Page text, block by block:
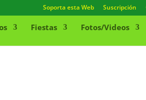
Soporta esta Web Suscripción
Fiestas Fotos/Videos